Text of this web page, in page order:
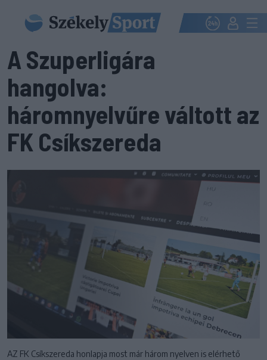
A Szuperligára
hangolva:
háromnyelvűre váltott az
FK Csíkszereda
AZ FK Csíkszereda honlapja most már három nyelven is elérhető